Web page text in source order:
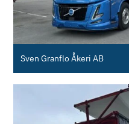
Sven Granflo Åkeri AB